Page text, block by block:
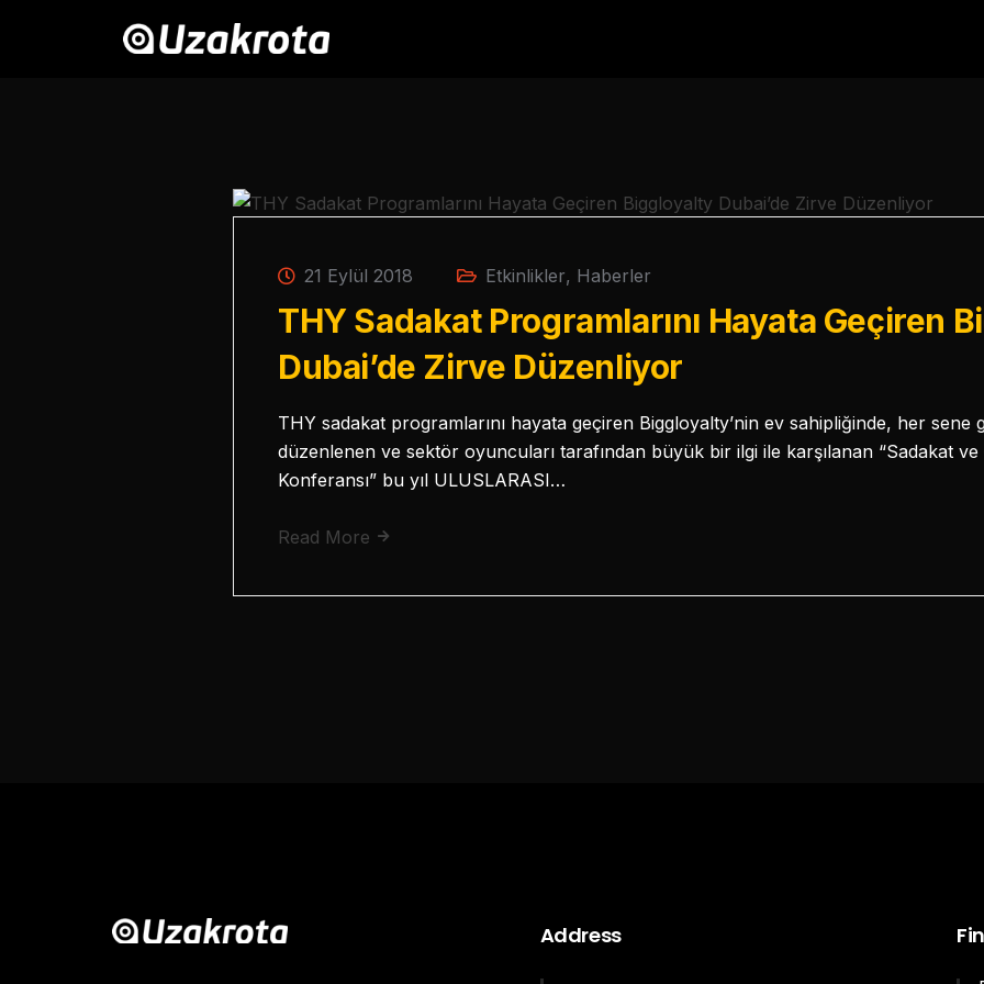
21 Eylül 2018 Etkinlikler, Haberler
THY Sadakat Programlarını Hayata Geçiren
Dubai’de Zirve Düzenliyor
THY sadakat programlarını hayata geçiren Biggloyalty’nin ev sahipliğinde, her sene
düzenlenen ve sektör oyuncuları tarafından büyük bir ilgi ile karşılanan “Sadakat ve
Konferansı” bu yıl ULUSLARASI…
Read More
Address